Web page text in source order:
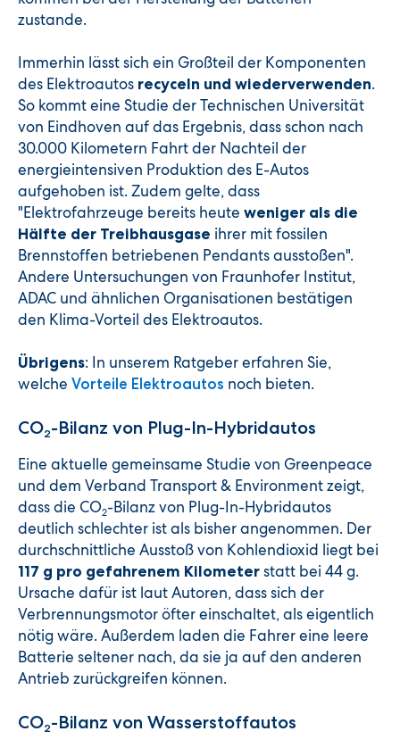
zustande.
Immerhin lässt sich ein Großteil der Komponenten
des Elektroautos recyceln und wiederverwenden.
So kommt eine Studie der Technischen Universität
von Eindhoven auf das Ergebnis, dass schon nach
30.000 Kilometern Fahrt der Nachteil der
energieintensiven Produktion des E-Autos
aufgehoben ist. Zudem gelte, dass
"Elektrofahrzeuge bereits heute weniger als die
Hälfte der Treibhausgase ihrer mit fossilen
Brennstoffen betriebenen Pendants ausstoßen".
Andere Untersuchungen von Fraunhofer Institut,
ADAC und ähnlichen Organisationen bestätigen
den Klima-Vorteil des Elektroautos.
Übrigens: In unserem Ratgeber erfahren Sie,
welche Vorteile Elektroautos noch bieten.
CO2-Bilanz von Plug-In-Hybridautos
Eine aktuelle gemeinsame Studie von Greenpeace
und dem Verband Transport & Environment zeigt,
dass die CO2-Bilanz von Plug-In-Hybridautos
deutlich schlechter ist als bisher angenommen. Der
durchschnittliche Ausstoß von Kohlendioxid liegt bei
117 g pro gefahrenem Kilometer statt bei 44 g.
Ursache dafür ist laut Autoren, dass sich der
Verbrennungsmotor öfter einschaltet, als eigentlich
nötig wäre. Außerdem laden die Fahrer eine leere
Batterie seltener nach, da sie ja auf den anderen
Antrieb zurückgreifen können.
CO2-Bilanz von Wasserstoffautos